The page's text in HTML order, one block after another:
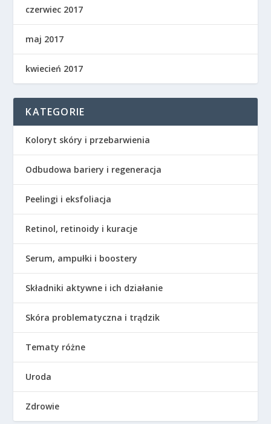
czerwiec 2017
maj 2017
kwiecień 2017
KATEGORIE
Koloryt skóry i przebarwienia
Odbudowa bariery i regeneracja
Peelingi i eksfoliacja
Retinol, retinoidy i kuracje
Serum, ampułki i boostery
Składniki aktywne i ich działanie
Skóra problematyczna i trądzik
Tematy różne
Uroda
Zdrowie